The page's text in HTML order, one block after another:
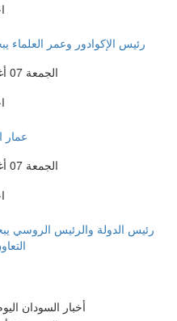
رئيس الإكوادور وعمر العلماء
الجمعة 07 أغسطس 2026 10:04 مساءً
عمار
الجمعة 07 أغسطس 2026 10:04 مساءً
رئيس الدولة والرئيس الروسي
أخبار السودان